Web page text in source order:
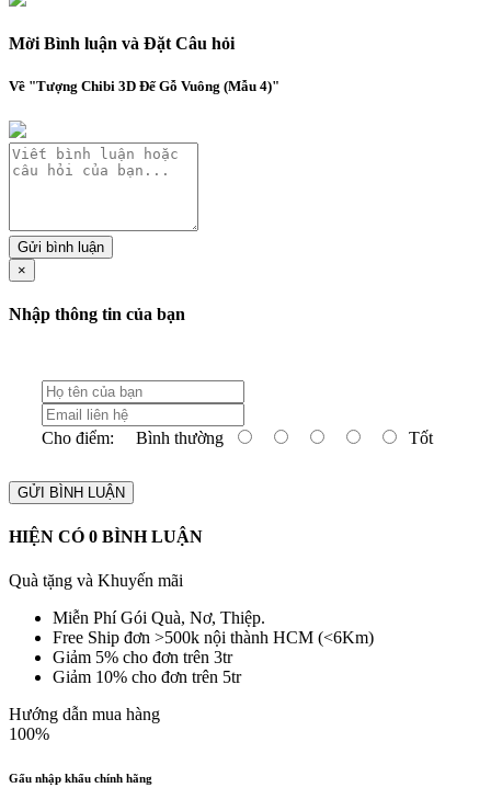
Mời Bình luận và Đặt Câu hỏi
Về "Tượng Chibi 3D Đế Gỗ Vuông (Mẫu 4)"
Gửi bình luận
×
Nhập thông tin của bạn
Cho điểm: Bình thường Tốt
GỬI BÌNH LUẬN
HIỆN CÓ 0 BÌNH LUẬN
Quà tặng và Khuyến mãi
Miễn Phí Gói Quà, Nơ, Thiệp.
Free Ship đơn >500k nội thành HCM (<6Km)
Giảm 5% cho đơn trên 3tr
Giảm 10% cho đơn trên 5tr
Hướng dẫn mua hàng
100%
Gấu nhập khẩu chính hãng